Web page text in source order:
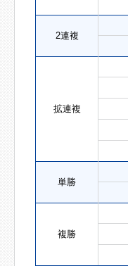
2連複
拡連複
単勝
複勝